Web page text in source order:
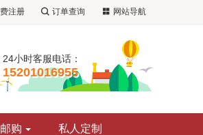
注册 订单查询 网站导航
24小时客服电话：
15201016955
购 私人定制